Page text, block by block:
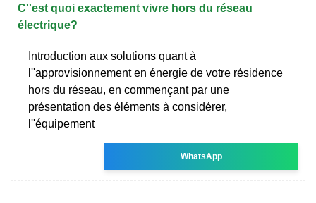
C''est quoi exactement vivre hors du réseau
électrique?
Introduction aux solutions quant à
l''approvisionnement en énergie de votre résidence
hors du réseau, en commençant par une
présentation des éléments à considérer,
l''équipement
WhatsApp